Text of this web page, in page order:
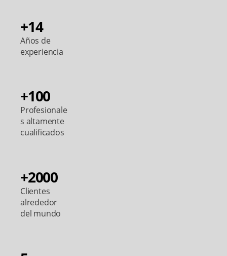
+14
Años de
experiencia
+100
Profesionale
s altamente
cualificados
+2000
Clientes
alrededor
del mundo